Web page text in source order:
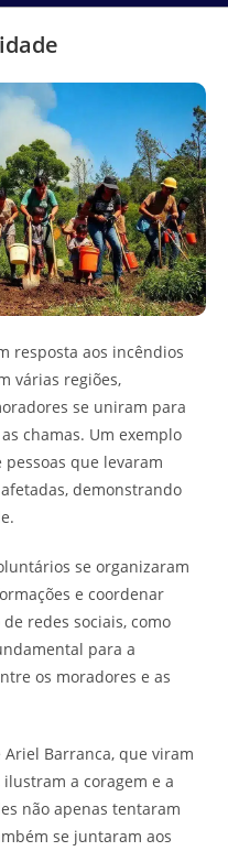
resposta aos incêndios
várias regiões,
se uniram para
chamas. Um exemplo
que levaram
demonstrando
se organizaram
e coordenar
redes sociais, como
para a
os moradores e as
Barranca, que viram
ilustram a coragem e a
não apenas tentaram
se juntaram aos